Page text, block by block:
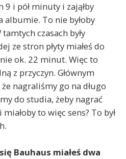
i pół minuty i zająłby
albumie. To nie byłoby
czasach były
ze stron płyty miałeś do
ok. 22 minut. Więc to
z przyczyn. Głównym
nagraliśmy go na długo
do studia, żeby nagrać
to więc sens? To był
Bauhaus miałeś dwa